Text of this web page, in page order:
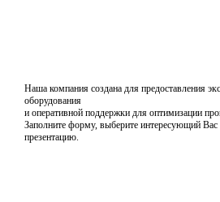
Наша компания создана для предоставления
оборудования
и оперативной поддержки для оптимизации
Заполните форму, выберите интересующий
презентацию.